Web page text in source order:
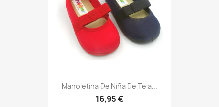
Manoletina De Niña De Tela...
16,95 €